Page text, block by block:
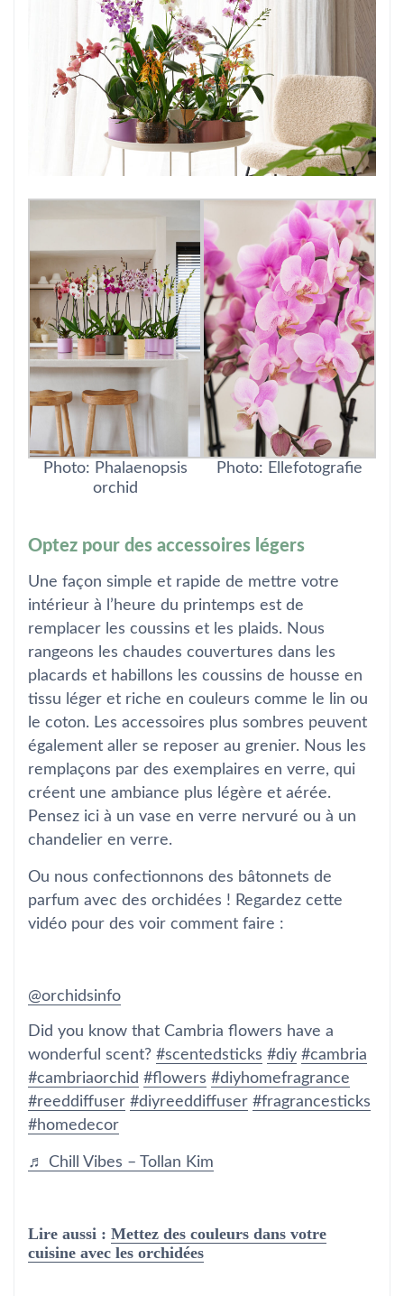
Photo: Phalaenopsis
orchid
Photo: Ellefotografie
Optez pour des accessoires légers
Une façon simple et rapide de mettre votre
intérieur à l’heure du printemps est de
remplacer les coussins et les plaids. Nous
rangeons les chaudes couvertures dans les
placards et habillons les coussins de housse en
tissu léger et riche en couleurs comme le lin ou
le coton. Les accessoires plus sombres peuvent
également aller se reposer au grenier. Nous les
remplaçons par des exemplaires en verre, qui
créent une ambiance plus légère et aérée.
Pensez ici à un vase en verre nervuré ou à un
chandelier en verre.
Ou nous confectionnons des bâtonnets de
parfum avec des orchidées ! Regardez cette
vidéo pour des voir comment faire :
@orchidsinfo
Did you know that Cambria flowers have a
wonderful scent? #scentedsticks #diy #cambria
#cambriaorchid #flowers #diyhomefragrance
#reeddiffuser #diyreeddiffuser #fragrancesticks
#homedecor
♬ Chill Vibes – Tollan Kim
Lire aussi : Mettez des couleurs dans votre
cuisine avec les orchidées